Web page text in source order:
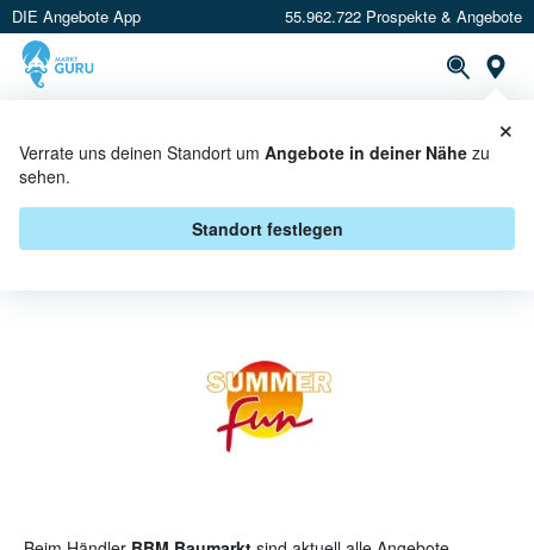
DIE Angebote App 55.962.722 Prospekte & Angebote
Verrate uns deinen Standort um Angebote in deiner Nähe zu
sehen.
Standort festlegen
×
SUMMER FUN BEI BBM
BAUMARKT - ANGEBOTE &
AKTIONEN